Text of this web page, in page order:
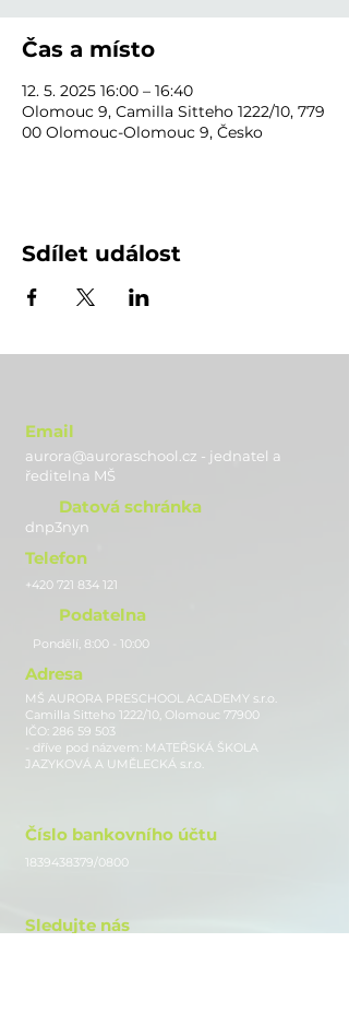
Čas a místo
12. 5. 2025 16:00 – 16:40
Olomouc 9, Camilla Sitteho 1222/10, 779
00 Olomouc-Olomouc 9, Česko
Sdílet událost
Email
aurora@auroraschool.cz - jednatel a
ředitelna MŠ
Datová schránka
dnp3nyn
Telefon
+420 721 834 121
Podatelna
Pondělí, 8:00 - 10:00
Adresa
MŠ AURORA PRESCHOOL ACADEMY s.r.o.
Camilla Sitteho 1222/10, Olomouc 77900
IČO: 286 59 503
- dříve pod názvem: MATEŘSKÁ ŠKOLA
JAZYKOVÁ A UMĚLECKÁ s.r.o.
Číslo bankovního účtu
1839438379/0800
Sledujte nás